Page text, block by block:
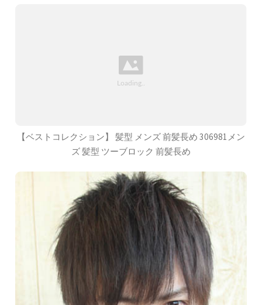
【ベストコレクション】 髪型 メンズ 前髪長め 306981メン
ズ 髪型 ツーブロック 前髪長め